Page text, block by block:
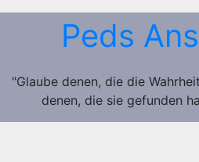
Zum
Peds
"Glaube denen, die die
denen, die sie gefunden